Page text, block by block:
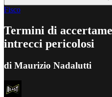
Fisco
Termini di
intrecci pericolosi
di Maurizio Nadalutti